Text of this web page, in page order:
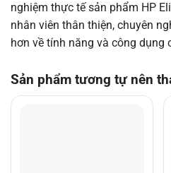
nghiệm thực tế sản phẩm HP
nhân viên thân thiện, chuyên
hơn về tính năng và công dụng
Sản phẩm tương tự nên